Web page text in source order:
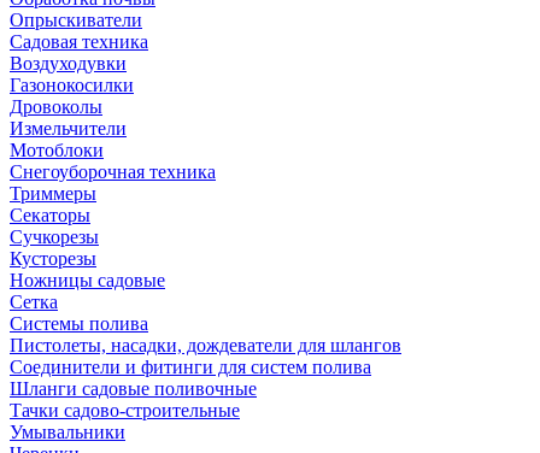
Опрыскиватели
Садовая техника
Воздуходувки
Газонокосилки
Дровоколы
Измельчители
Мотоблоки
Снегоуборочная техника
Триммеры
Секаторы
Сучкорезы
Кусторезы
Ножницы садовые
Сетка
Системы полива
Пистолеты, насадки, дождеватели для шлангов
Соединители и фитинги для систем полива
Шланги садовые поливочные
Тачки садово-строительные
Умывальники